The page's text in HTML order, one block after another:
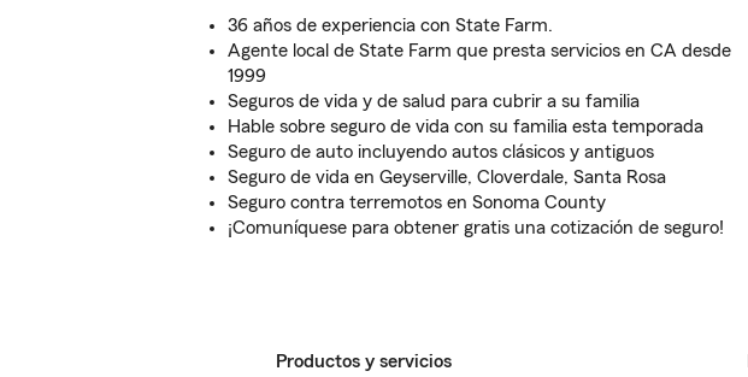
36 años de experiencia con State Farm.
Agente local de State Farm que presta servicios en CA desde
1999
Seguros de vida y de salud para cubrir a su familia
Hable sobre seguro de vida con su familia esta temporada
Seguro de auto incluyendo autos clásicos y antiguos
Seguro de vida en Geyserville, Cloverdale, Santa Rosa
Seguro contra terremotos en Sonoma County
¡Comuníquese para obtener gratis una cotización de seguro!
Productos y servicios